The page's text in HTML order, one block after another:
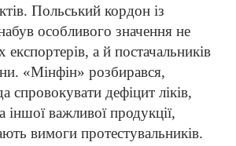
Польський кордон із
особливого значення не
а й постачальників
«Мінфін» розбирався,
спровокувати дефіцит ліків,
іншої важливої продукції,
вимоги протестувальників.